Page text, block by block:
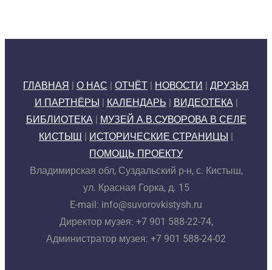
ГЛАВНАЯ О НАС ОТЧЁТ НОВОСТИ
ДРУЗЬЯ
И ПАРТНЁРЫ
КАЛЕНДАРЬ ВИДЕОТЕКА|
БИБЛИОТЕКА|
МУЗЕЙ А.В.СУВОРОВА В СЕЛЕ
КИСТЫШ
ИСТОРИЧЕСКИЕ СТРАНИЦЫ
ПОМОЩЬ ПРОЕКТУ
Владимирская обл, Суздальский р-н, с. Кистыш,
ул. Красная Горка, д. 15
E-mail: info@suvorovkistysh.ru
Директор музея: +7 901 588-22-74,
Администратор музея: +7 901 588-24-02